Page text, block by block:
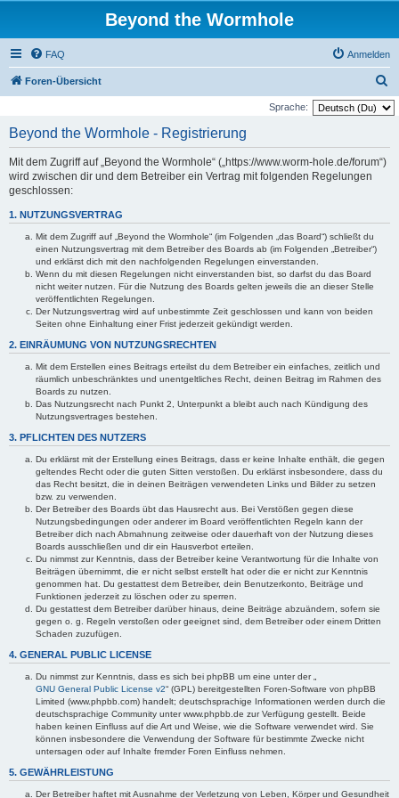
Beyond the Wormhole
FAQ Anmelden
Foren-Übersicht
u
Sprache:
Beyond the Wormhole - Registrierung
Mit dem Zugriff auf „Beyond the Wormhole“ („https://www.worm-hole.de/forum“)
wird zwischen dir und dem Betreiber ein Vertrag mit folgenden Regelungen
geschlossen:
1. NUTZUNGSVERTRAG
Mit dem Zugriff auf „Beyond the Wormhole“ (im Folgenden „das Board“) schließt du
einen Nutzungsvertrag mit dem Betreiber des Boards ab (im Folgenden „Betreiber“)
und erklärst dich mit den nachfolgenden Regelungen einverstanden.
Wenn du mit diesen Regelungen nicht einverstanden bist, so darfst du das Board
nicht weiter nutzen. Für die Nutzung des Boards gelten jeweils die an dieser Stelle
veröffentlichten Regelungen.
Der Nutzungsvertrag wird auf unbestimmte Zeit geschlossen und kann von beiden
Seiten ohne Einhaltung einer Frist jederzeit gekündigt werden.
2. EINRÄUMUNG VON NUTZUNGSRECHTEN
Mit dem Erstellen eines Beitrags erteilst du dem Betreiber ein einfaches, zeitlich und
räumlich unbeschränktes und unentgeltliches Recht, deinen Beitrag im Rahmen des
Boards zu nutzen.
Das Nutzungsrecht nach Punkt 2, Unterpunkt a bleibt auch nach Kündigung des
Nutzungsvertrages bestehen.
3. PFLICHTEN DES NUTZERS
Du erklärst mit der Erstellung eines Beitrags, dass er keine Inhalte enthält, die gegen
geltendes Recht oder die guten Sitten verstoßen. Du erklärst insbesondere, dass du
das Recht besitzt, die in deinen Beiträgen verwendeten Links und Bilder zu setzen
bzw. zu verwenden.
Der Betreiber des Boards übt das Hausrecht aus. Bei Verstößen gegen diese
Nutzungsbedingungen oder anderer im Board veröffentlichten Regeln kann der
Betreiber dich nach Abmahnung zeitweise oder dauerhaft von der Nutzung dieses
Boards ausschließen und dir ein Hausverbot erteilen.
Du nimmst zur Kenntnis, dass der Betreiber keine Verantwortung für die Inhalte von
Beiträgen übernimmt, die er nicht selbst erstellt hat oder die er nicht zur Kenntnis
genommen hat. Du gestattest dem Betreiber, dein Benutzerkonto, Beiträge und
Funktionen jederzeit zu löschen oder zu sperren.
Du gestattest dem Betreiber darüber hinaus, deine Beiträge abzuändern, sofern sie
gegen o. g. Regeln verstoßen oder geeignet sind, dem Betreiber oder einem Dritten
Schaden zuzufügen.
4. GENERAL PUBLIC LICENSE
Du nimmst zur Kenntnis, dass es sich bei phpBB um eine unter der „
GNU General Public License v2“ (GPL) bereitgestellten Foren-Software von phpBB
Limited (www.phpbb.com) handelt; deutschsprachige Informationen werden durch die
deutschsprachige Community unter www.phpbb.de zur Verfügung gestellt. Beide
haben keinen Einfluss auf die Art und Weise, wie die Software verwendet wird. Sie
können insbesondere die Verwendung der Software für bestimmte Zwecke nicht
untersagen oder auf Inhalte fremder Foren Einfluss nehmen.
5. GEWÄHRLEISTUNG
Der Betreiber haftet mit Ausnahme der Verletzung von Leben, Körper und Gesundheit